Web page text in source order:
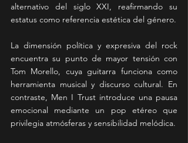
alternativo del siglo XXI, reafirmando su
estatus como referencia estética del género.
La dimensión política y expresiva del rock
encuentra su punto de mayor tensión con
Tom Morello, cuya guitarra funciona como
herramienta musical y discurso cultural. En
contraste, Men I Trust introduce una pausa
emocional mediante un pop etéreo que
privilegia atmósferas y sensibilidad melódica.